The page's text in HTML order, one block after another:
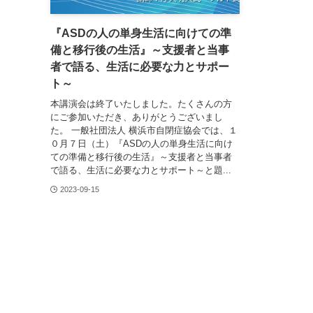
『ASDの人の単身生活に向けての準
備と移行後の生活』～支援者と当事
者で語る、生活に必要な力とサポー
ト～
本講演会は終了いたしました。たくさんの方
にご参加いただき、ありがとうございまし
た。 一般社団法人 横浜市自閉症協会では、１
０月７日（土）『ASDの人の単身生活に向け
ての準備と移行後の生活』～支援者と当事者
で語る、生活に必要な力とサポート～と題...
2023-09-15